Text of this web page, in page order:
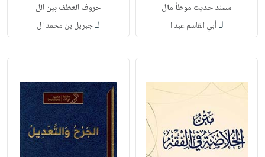
مسند حديث موطأ مال
لـأبي القاسم عبد ا
حروف العطف بين الل
لـجبريل بن محمد ال